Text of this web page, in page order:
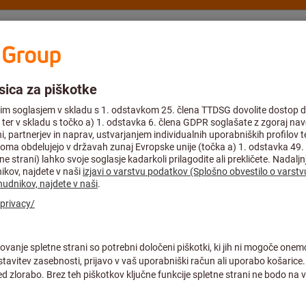
Svetovanje in podpora
Sistem sestavljivih stojal in pribor
K ceni tega izdelka je bil
Noga za
S
Št. art.:442125 S